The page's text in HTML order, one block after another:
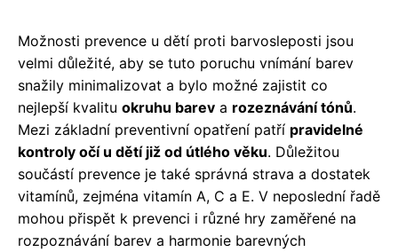
Možnosti prevence u dětí proti barvosleposti jsou
velmi důležité, aby se tuto poruchu vnímání barev
snažily minimalizovat a bylo možné zajistit co
nejlepší kvalitu okruhu barev a rozeznávání tónů.
Mezi základní preventivní opatření patří pravidelné
kontroly očí u dětí již od útlého věku. Důležitou
součástí prevence je také správná strava a dostatek
vitamínů, zejména vitamín A, C a E. V neposlední řadě
mohou přispět k prevenci i různé hry zaměřené na
rozpoznávání barev a harmonie barevných